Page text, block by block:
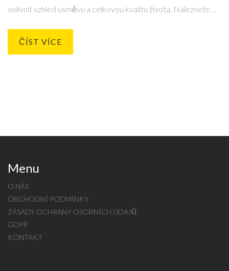
ovlivnit vzhled úsměvu a celkovou kvalitu života. Naleznete
jejich údržbě a přínosech. Uvádí také zajímavá fakta a tipy, jak
ČÍST VÍCE
Menu
O NÁS
OBCHODNÍ PODMÍNKY
ZÁSADY OCHRANY OSOBNÍCH ÚDAJŮ
GDPR
KONTAKT